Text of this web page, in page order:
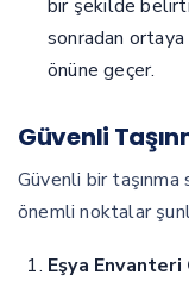
bir şekilde
sonradan ortaya
önüne geçer.
Güvenli
Güvenli bir
önemli noktalar
Eşya